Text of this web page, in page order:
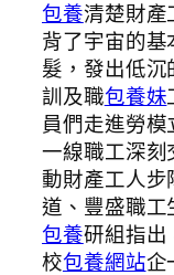
包養清楚財產
背了宇宙的基
髮，發出低沉
訓及職包養妹
員們走進勞模
一線職工深刻
動財產工人步
道、豐盛職工
包養研組指出
校包養網站企